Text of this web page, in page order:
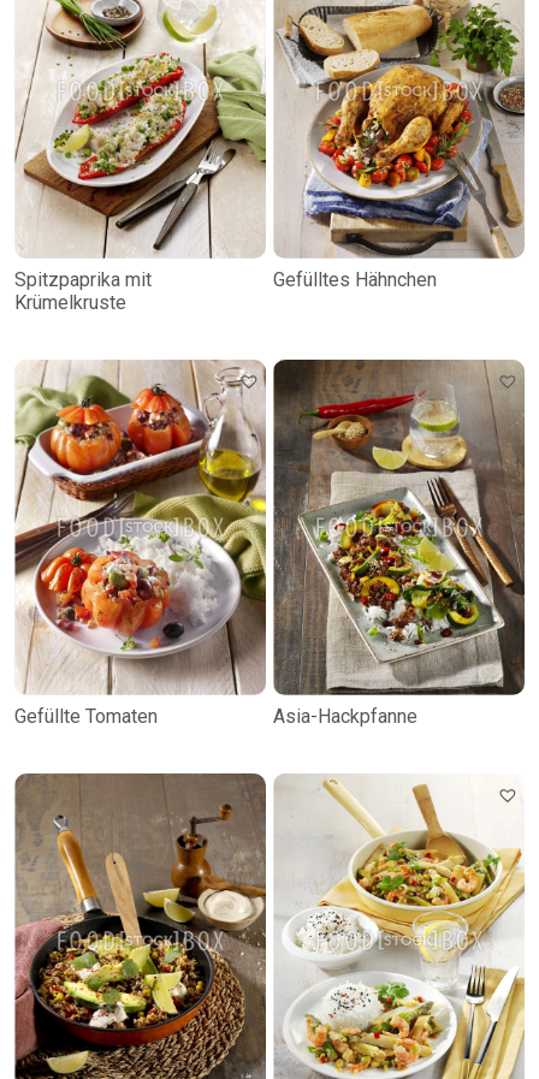
Spitzpaprika mit
Krümelkruste
Gefülltes Hähnchen
Gefüllte Tomaten Asia-Hackpfanne